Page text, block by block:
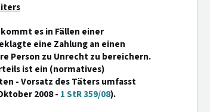
es in Fällen einer
eine Zahlung an einen
Person zu Unrecht zu bereichern.
ist ein (normatives)
- Vorsatz des Täters umfasst
2008 - 1 StR 359/08).